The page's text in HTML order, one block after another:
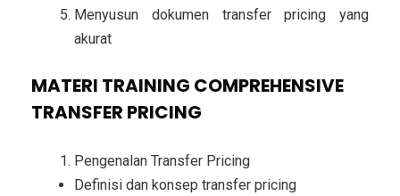
Menyusun dokumen transfer pricing yang
akurat
MATERI TRAINING COMPREHENSIVE
TRANSFER PRICING
Pengenalan Transfer Pricing
Definisi dan konsep transfer pricing